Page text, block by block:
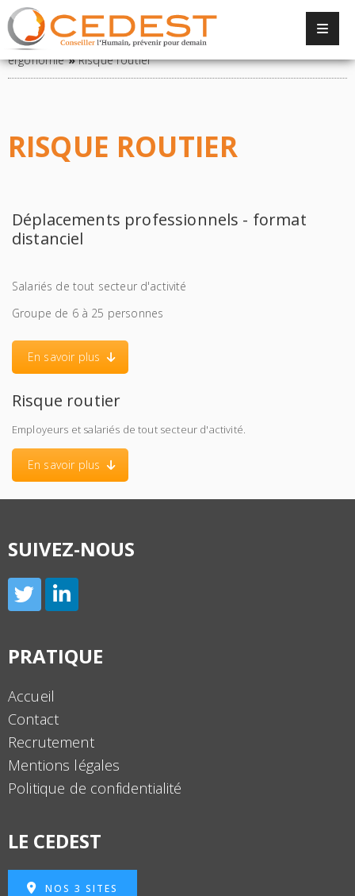
Accueil Offre de services » Sécurité, conditions de travail et
ergonomie » Risque routier
RISQUE ROUTIER
Déplacements professionnels - format
distanciel
Salariés de tout secteur d'activité
Groupe de 6 à 25 personnes
En savoir plus
Risque routier
Employeurs et salariés de tout secteur d'activité.
En savoir plus
SUIVEZ-NOUS
PRATIQUE
Accueil
Contact
Recrutement
Mentions légales
Politique de confidentialité
LE CEDEST
NOS 3 SITES
Panneau de gestion des cookies